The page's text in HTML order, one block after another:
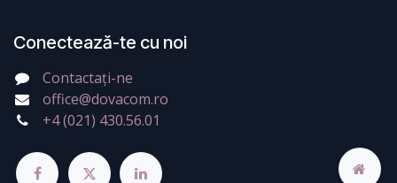
Conectează-te cu noi
Contactați-ne
office@dovacom.ro
+4 (021) 430.56.01